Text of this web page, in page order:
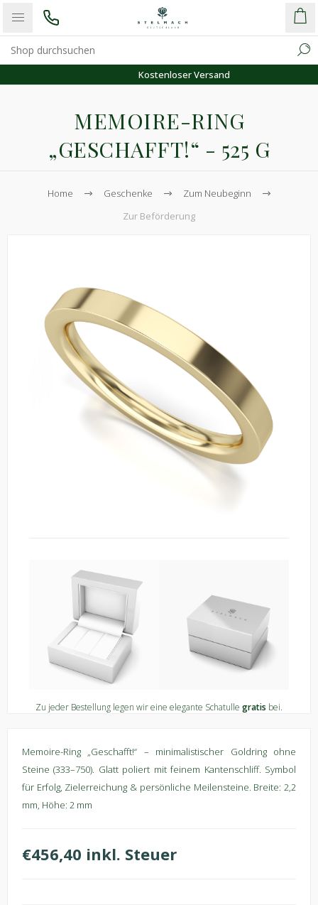
Kostenloser Versand
MEMOIRE-RING
„GESCHAFFT!“ - 525 G
Home Geschenke
Zum Neubeginn
Zur Beförderung
Zu jeder Bestellung legen wir eine elegante Schatulle gratis bei.
Memoire-Ring „Geschafft!“ – minimalistischer Goldring ohne
Steine (333–750). Glatt poliert mit feinem Kantenschliff. Symbol
für Erfolg, Zielerreichung & persönliche Meilensteine. Breite: 2,2
mm, Höhe: 2 mm
€456,40 inkl. Steuer